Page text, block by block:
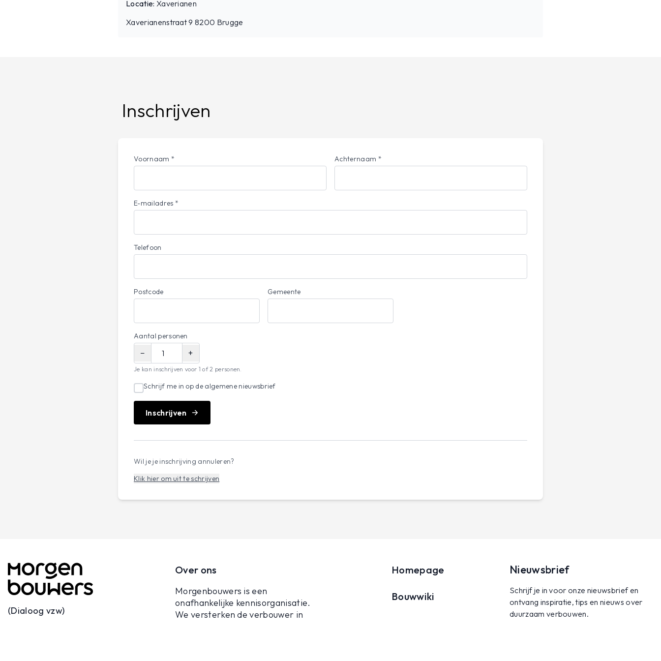
Locatie: Xaverianen
Xaverianenstraat 9 8200 Brugge
Inschrijven
Voornaam * Achternaam *
E-mailadres *
Telefoon
Postcode Gemeente
Aantal personen
− +
Je kan inschrijven voor 1 of 2 personen.
Schrijf me in op de algemene nieuwsbrief
Inschrijven
Wil je je inschrijving annuleren?
Klik hier om uit te schrijven
(Dialoog vzw)
Over ons
Morgenbouwers is een
onafhankelijke kennisorganisatie.
We versterken de verbouwer in
Homepage
Bouwwiki
Nieuwsbrief
Schrijf je in voor onze nieuwsbrief en
ontvang inspiratie, tips en nieuws over
duurzaam verbouwen.